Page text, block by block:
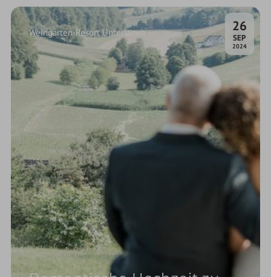
26
SEP.
2024
Weingarten-Resort Unterlamm